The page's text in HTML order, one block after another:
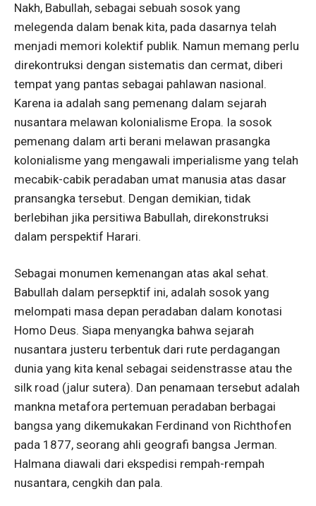
Nakh, Babullah, sebagai sebuah sosok yang
melegenda dalam benak kita, pada dasarnya telah
menjadi memori kolektif publik. Namun memang perlu
direkontruksi dengan sistematis dan cermat, diberi
tempat yang pantas sebagai pahlawan nasional.
Karena ia adalah sang pemenang dalam sejarah
nusantara melawan kolonialisme Eropa. Ia sosok
pemenang dalam arti berani melawan prasangka
kolonialisme yang mengawali imperialisme yang telah
mecabik-cabik peradaban umat manusia atas dasar
pransangka tersebut. Dengan demikian, tidak
berlebihan jika persitiwa Babullah, direkonstruksi
dalam perspektif Harari.
Sebagai monumen kemenangan atas akal sehat.
Babullah dalam persepktif ini, adalah sosok yang
melompati masa depan peradaban dalam konotasi
Homo Deus. Siapa menyangka bahwa sejarah
nusantara justeru terbentuk dari rute perdagangan
dunia yang kita kenal sebagai seidenstrasse atau the
silk road (jalur sutera). Dan penamaan tersebut adalah
mankna metafora pertemuan peradaban berbagai
bangsa yang dikemukakan Ferdinand von Richthofen
pada 1877, seorang ahli geografi bangsa Jerman.
Halmana diawali dari ekspedisi rempah-rempah
nusantara, cengkih dan pala.